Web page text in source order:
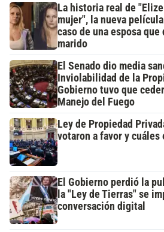
La historia real de
mujer", la nueva
caso de una esposa
marido
El Senado dio media
Inviolabilidad de la
Gobierno tuvo que
Manejo del Fuego
Ley de Propiedad
votaron a favor y cuáles
El Gobierno perdió la
la "Ley de Tierras" se
conversación digital